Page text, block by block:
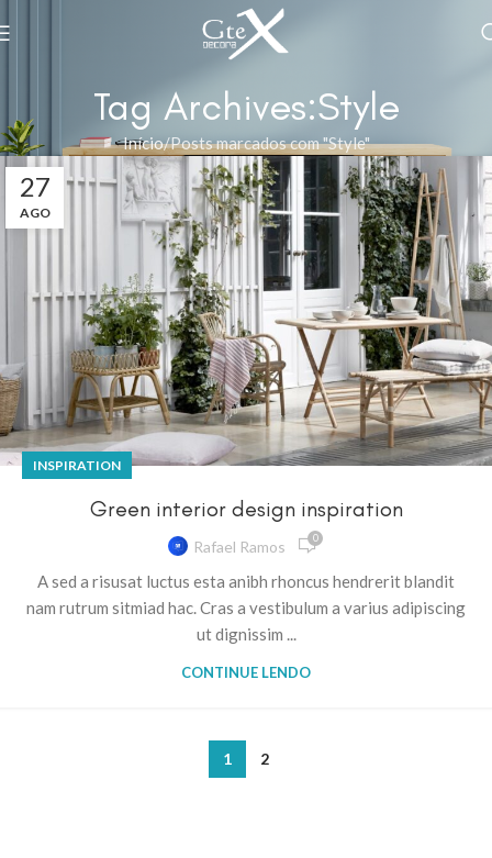
Tag Archives:Style
Início Posts marcados com "Style"
27
AGO
INSPIRATION
Green interior design inspiration
Rafael Ramos 0
A sed a risusat luctus esta anibh rhoncus hendrerit blandit
nam rutrum sitmiad hac. Cras a vestibulum a varius adipiscing
ut dignissim ...
CONTINUE LENDO
1 2